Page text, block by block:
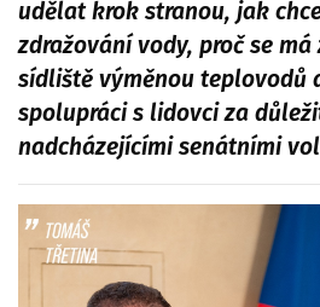
udělat krok stranou, jak
zdražování vody, proč se
sídliště výměnou teplovodů
spolupráci s lidovci za
nadcházejícími senátními